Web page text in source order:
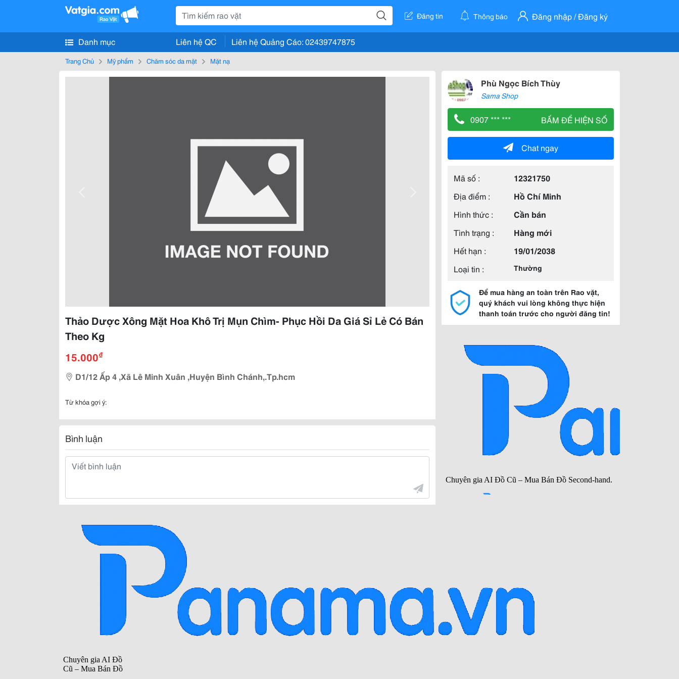
Đăng tin Thông báo Đăng nhập / Đăng ký
Danh mục Liên hệ QC Liên hệ Quảng Cáo: 02439747875
Trang Chủ Mỹ phẩm Chăm sóc da mặt Mặt nạ
Thảo Dược Xông Mặt Hoa Khô Trị Mụn Chìm- Phục Hồi Da Giá Sỉ Lẻ Có Bán
Theo Kg
15.000₫
D1/12 Ấp 4 ,Xã Lê Minh Xuân ,Huyện Bình Chánh,.Tp.hcm
Từ khóa gợi ý:
Bình luận
Phù Ngọc Bích Thùy
Sama Shop
0907 *** *** BẤM ĐỂ HIỆN SỐ
Chat ngay
Mã số :
12321750
Địa điểm :
Hồ Chí Minh
Hình thức :
Cần bán
Tình trạng :
Hàng mới
Hết hạn :
19/01/2038
Loại tin :
Thường
Để mua hàng an toàn trên Rao vặt,
quý khách vui lòng không thực hiện
thanh toán trước cho người đăng tin!